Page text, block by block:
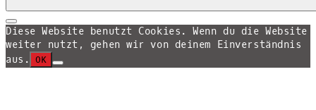
Search
Search
for:
Diese Website benutzt Cookies. Wenn du die Website
weiter nutzt, gehen wir von deinem Einverständnis
aus.
OK